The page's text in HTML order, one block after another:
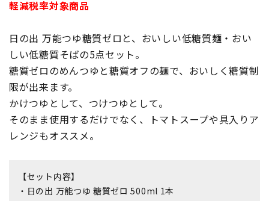
軽減税率対象商品
日の出 万能つゆ糖質ゼロと、おいしい低糖質麺・おい
しい低糖質そばの5点セット。
糖質ゼロのめんつゆと糖質オフの麺で、おいしく糖質制
限が出来ます。
かけつゆとして、つけつゆとして。
そのまま使用するだけでなく、トマトスープや具入りア
レンジもオススメ。
【セット内容】
・日の出 万能つゆ 糖質ゼロ 500ml 1本